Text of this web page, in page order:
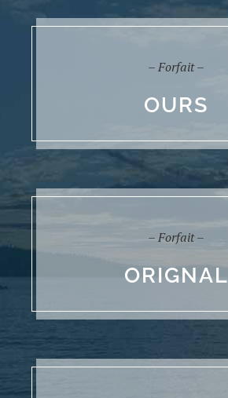
– Forfait –
OURS
– Forfait –
ORIGNAL